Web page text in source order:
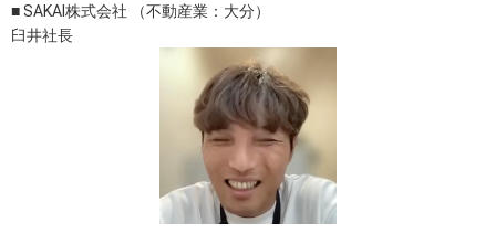
■ SAKAI株式会社 （不動産業：大分）
臼井社長